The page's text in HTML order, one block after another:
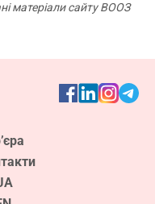
матеріали сайту ВООЗ